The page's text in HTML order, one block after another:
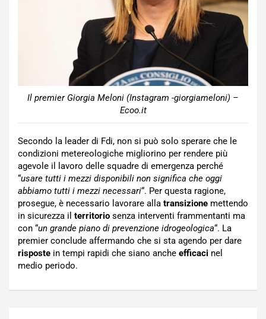
Il premier Giorgia Meloni (Instagram -giorgiameloni) –
Ecoo.it
Secondo la leader di Fdi, non si può solo sperare che le
condizioni metereologiche migliorino per rendere più
agevole il lavoro delle squadre di emergenza perché
“usare tutti i mezzi disponibili non significa che oggi
abbiamo tutti i mezzi necessari“. Per questa ragione,
prosegue, è necessario lavorare alla transizione mettendo
in sicurezza il territorio senza interventi frammentanti ma
con “un grande piano di prevenzione idrogeologica“. La
premier conclude affermando che si sta agendo per dare
risposte in tempi rapidi che siano anche efficaci nel
medio periodo.